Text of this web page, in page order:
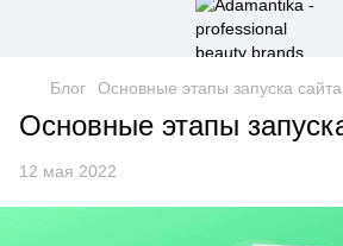
Блог Основные этапы запуска сайта
Основные этапы
12 мая 2022